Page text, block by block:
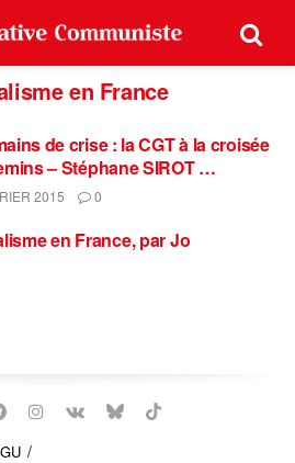
en France
de crise : la CGT à la croisée
– Stéphane SIROT …
2015 0
en France, par Jo